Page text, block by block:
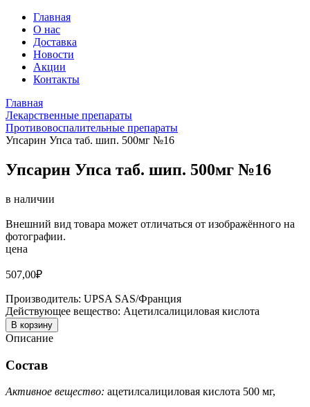
Главная
О нас
Доставка
Новости
Акции
Контакты
Главная
Лекарственные препараты
Противовоспалительные препараты
Упсарин Упса таб. шип. 500мг №16
Упсарин Упса таб. шип. 500мг №16
в наличии
Внешний вид товара может отличаться от изображённого на
фотографии.
цена
507,00₽
Производитель: UPSA SAS/Франция
Действующее вещество: Ацетилсалициловая кислота
В корзину
Описание
Состав
Активное вещество: ацетилсалициловая кислота 500 мг,